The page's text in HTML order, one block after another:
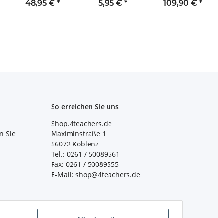
(weiß) im
48,95 € *
Selbstgestalten
5,95 € *
Gelb (Creator's
109,90 € *
Sie
So erreichen Sie uns
Shop.4teachers.de
Maximinstraße 1
56072 Koblenz
Tel.: 0261 / 50089561
Fax: 0261 / 50089555
E-Mail: shop@4teachers.de